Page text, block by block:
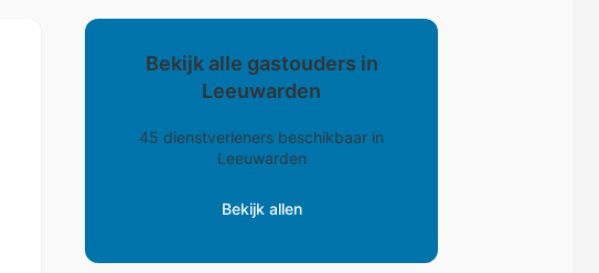
Bekijk alle gastouders in
Leeuwarden
45 dienstverleners beschikbaar in
Leeuwarden
Bekijk allen